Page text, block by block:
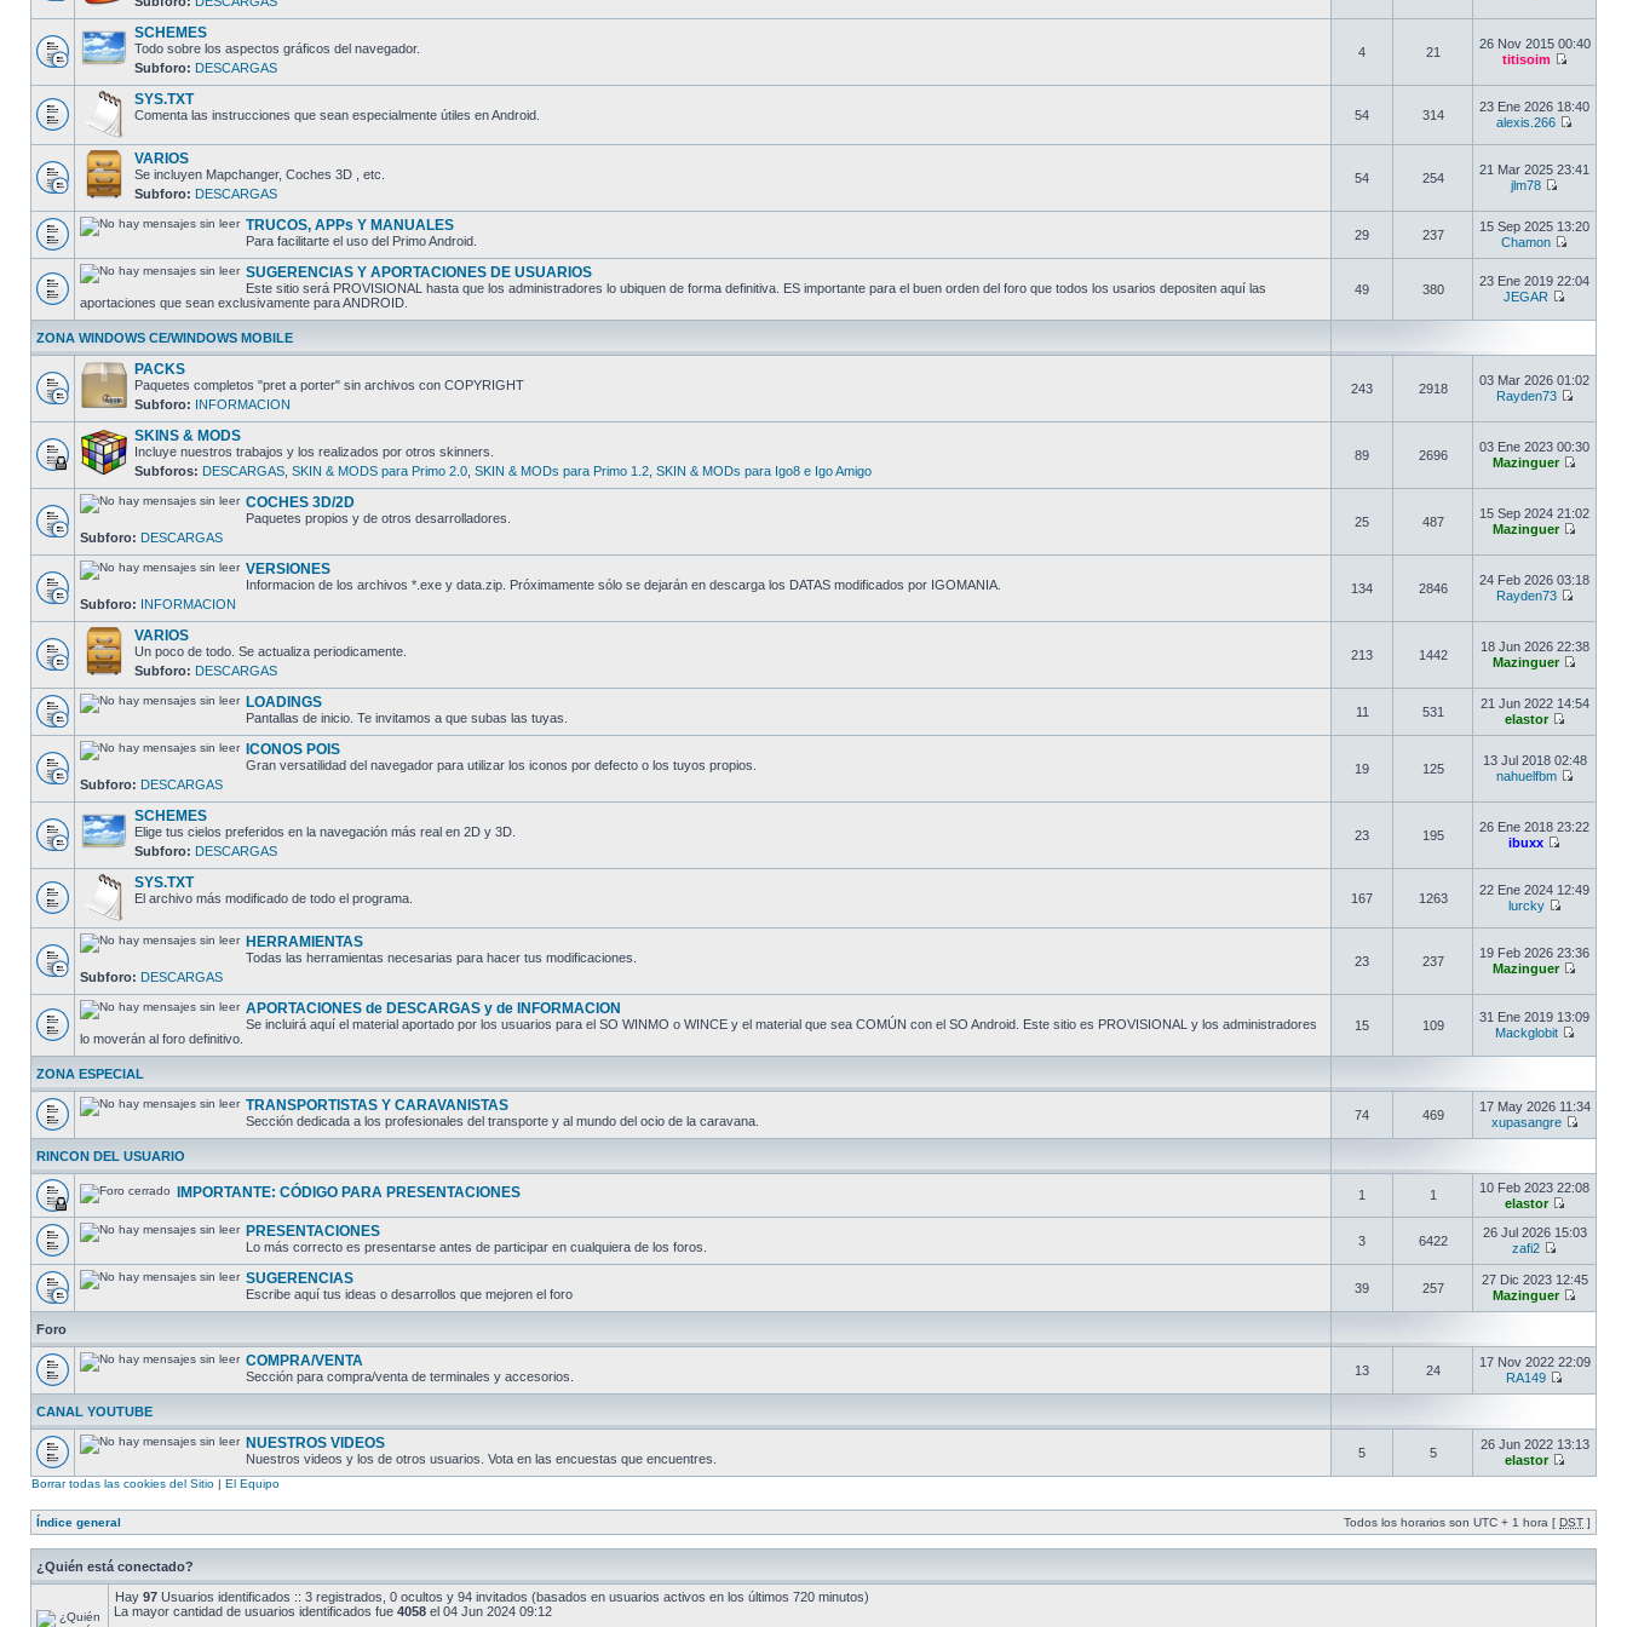
SCHEMES
Todo sobre los aspectos gráficos del navegador.
Subforo: DESCARGAS
4 21
26 Nov 2015 00:40
titisoim
SYS.TXT
Comenta las instrucciones que sean especialmente útiles en Android. 54 314
23 Ene 2026 18:40
alexis.266
VARIOS
Se incluyen Mapchanger, Coches 3D , etc.
Subforo: DESCARGAS
54 254
21 Mar 2025 23:41
jlm78
TRUCOS, APPs Y MANUALES
Para facilitarte el uso del Primo Android. 29 237
15 Sep 2025 13:20
Chamon
SUGERENCIAS Y APORTACIONES DE USUARIOS
Este sitio será PROVISIONAL hasta que los administradores lo ubiquen de forma definitiva. ES importante para el buen orden del foro que todos los usarios depositen aquí las
aportaciones que sean exclusivamente para ANDROID.
49 380
23 Ene 2019 22:04
JEGAR
ZONA WINDOWS CE/WINDOWS MOBILE
PACKS
Paquetes completos "pret a porter" sin archivos con COPYRIGHT
Subforo: INFORMACION
243 2918
03 Mar 2026 01:02
Rayden73
SKINS & MODS
Incluye nuestros trabajos y los realizados por otros skinners.
Subforos: DESCARGAS SKIN & MODS para Primo 2.0 SKIN & MODs para Primo 1.2 SKIN & MODs para Igo8 e Igo Amigo
89 2696
03 Ene 2023 00:30
Mazinguer
COCHES 3D/2D
Paquetes propios y de otros desarrolladores.
Subforo: DESCARGAS
25 487
15 Sep 2024 21:02
Mazinguer
VERSIONES
Informacion de los archivos *.exe y data.zip. Próximamente sólo se dejarán en descarga los DATAS modificados por IGOMANIA.
Subforo: INFORMACION
134 2846
24 Feb 2026 03:18
Rayden73
VARIOS
Un poco de todo. Se actualiza periodicamente.
Subforo: DESCARGAS
213 1442
18 Jun 2026 22:38
Mazinguer
LOADINGS
Pantallas de inicio. Te invitamos a que subas las tuyas. 11 531
21 Jun 2022 14:54
elastor
ICONOS POIS
Gran versatilidad del navegador para utilizar los iconos por defecto o los tuyos propios.
Subforo: DESCARGAS
19 125
13 Jul 2018 02:48
nahuelfbm
SCHEMES
Elige tus cielos preferidos en la navegación más real en 2D y 3D.
Subforo: DESCARGAS
23 195
26 Ene 2018 23:22
ibuxx
SYS.TXT
El archivo más modificado de todo el programa. 167 1263
22 Ene 2024 12:49
lurcky
HERRAMIENTAS
Todas las herramientas necesarias para hacer tus modificaciones.
Subforo: DESCARGAS
23 237
19 Feb 2026 23:36
Mazinguer
APORTACIONES de DESCARGAS y de INFORMACION
Se incluirá aquí el material aportado por los usuarios para el SO WINMO o WINCE y el material que sea COMÚN con el SO Android. Este sitio es PROVISIONAL y los administradores
lo moverán al foro definitivo.
15 109
31 Ene 2019 13:09
Mackglobit
ZONA ESPECIAL
TRANSPORTISTAS Y CARAVANISTAS
Sección dedicada a los profesionales del transporte y al mundo del ocio de la caravana. 74 469
17 May 2026 11:34
xupasangre
RINCON DEL USUARIO
IMPORTANTE: CÓDIGO PARA PRESENTACIONES 1 1
10 Feb 2023 22:08
elastor
PRESENTACIONES
Lo más correcto es presentarse antes de participar en cualquiera de los foros. 3 6422
26 Jul 2026 15:03
zafi2
SUGERENCIAS
Escribe aquí tus ideas o desarrollos que mejoren el foro 39 257
27 Dic 2023 12:45
Mazinguer
Foro
COMPRA/VENTA
Sección para compra/venta de terminales y accesorios. 13 24
17 Nov 2022 22:09
RA149
CANAL YOUTUBE
NUESTROS VIDEOS
Nuestros videos y los de otros usuarios. Vota en las encuestas que encuentres. 5 5
26 Jun 2022 13:13
elastor
Borrar todas las cookies del Sitio | El Equipo
Índice general Todos los horarios son UTC + 1 hora [ DST ]
¿Quién está conectado?
Hay 97 Usuarios identificados :: 3 registrados, 0 ocultos y 94 invitados (basados en usuarios activos en los últimos 720 minutos)
La mayor cantidad de usuarios identificados fue 4058 el 04 Jun 2024 09:12